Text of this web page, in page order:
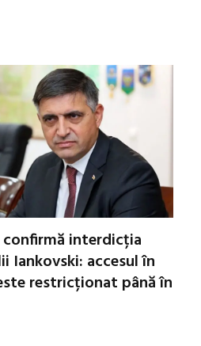
interdicția
Iankovski: accesul în
restricționat până în